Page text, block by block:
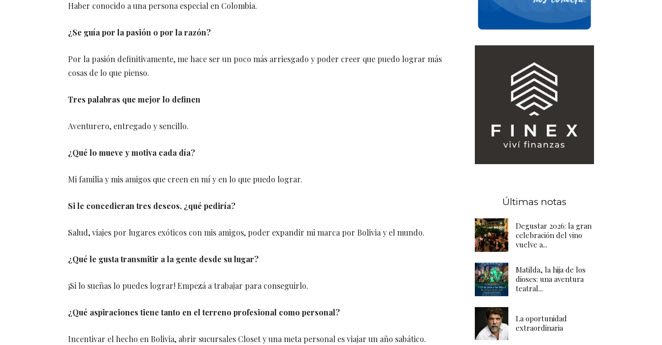
Haber conocido a una persona especial en Colombia.
¿Se guía por la pasión o por la razón?
Por la pasión definitivamente, me hace ser un poco más arriesgado y poder creer que puedo lograr más
cosas de lo que pienso.
Tres palabras que mejor lo definen
Aventurero, entregado y sencillo.
¿Qué lo mueve y motiva cada día?
Mi familia y mis amigos que creen en mí y en lo que puedo lograr.
Si le concedieran tres deseos, ¿qué pediría?
Salud, viajes por lugares exóticos con mis amigos, poder expandir mi marca por Bolivia y el mundo.
¿Qué le gusta transmitir a la gente desde su lugar?
¡Si lo sueñas lo puedes lograr! Empezá a trabajar para conseguirlo.
¿Qué aspiraciones tiene tanto en el terreno profesional como personal?
Incentivar el hecho en Bolivia, abrir sucursales Closet y una meta personal es viajar un año sabático.
Últimas notas
Degustar 2026: la gran
celebración del vino
vuelve a...
Matilda, la hija de los
dioses: una aventura
teatral...
La oportunidad
extraordinaria